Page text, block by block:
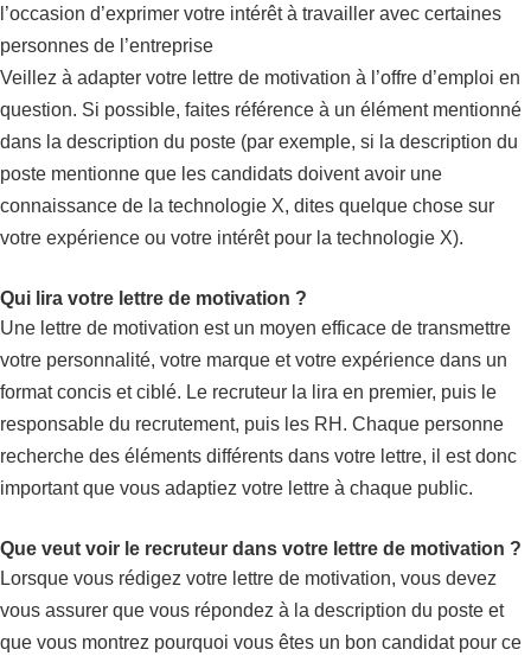
l’occasion d’exprimer votre intérêt à travailler avec certaines
personnes de l’entreprise
Veillez à adapter votre lettre de motivation à l’offre d’emploi en
question. Si possible, faites référence à un élément mentionné
dans la description du poste (par exemple, si la description du
poste mentionne que les candidats doivent avoir une
connaissance de la technologie X, dites quelque chose sur
votre expérience ou votre intérêt pour la technologie X).
Qui lira votre lettre de motivation ?
Une lettre de motivation est un moyen efficace de transmettre
votre personnalité, votre marque et votre expérience dans un
format concis et ciblé. Le recruteur la lira en premier, puis le
responsable du recrutement, puis les RH. Chaque personne
recherche des éléments différents dans votre lettre, il est donc
important que vous adaptiez votre lettre à chaque public.
Que veut voir le recruteur dans votre lettre de motivation ?
Lorsque vous rédigez votre lettre de motivation, vous devez
vous assurer que vous répondez à la description du poste et
que vous montrez pourquoi vous êtes un bon candidat pour ce